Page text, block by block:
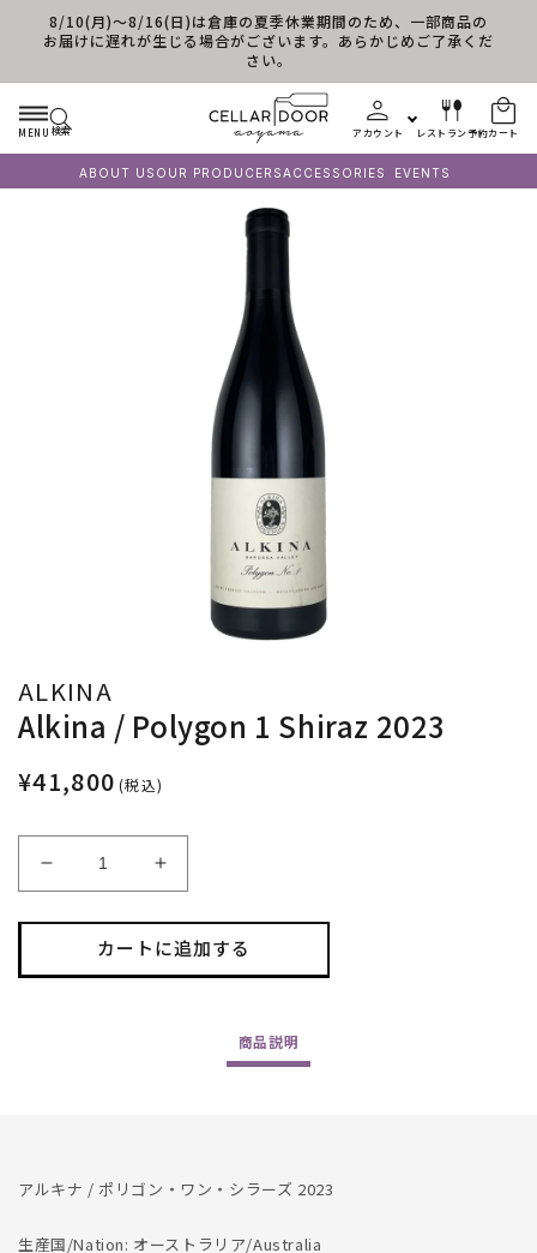
コンテンツに進む
8/10(月)～8/16(日)は倉庫の夏季休業期間のため、一部商品の
お届けに遅れが生じる場合がございます。あらかじめご了承くだ
さい。
MENU 検索 アカウント レストラン予約カート
ABOUT US OUR PRODUCERSACCESSORIES EVENTS
ALKINA
Alkina / Polygon 1 Shiraz 2023
¥41,800 (税込)
Alkina
/
Polygon
Shiraz
す
Alkina
/
Polygon
1
Shiraz
す
カートに追加する
商品説明
アルキナ / ポリゴン・ワン・シラーズ 2023
生産国/Nation: オーストラリア/Australia